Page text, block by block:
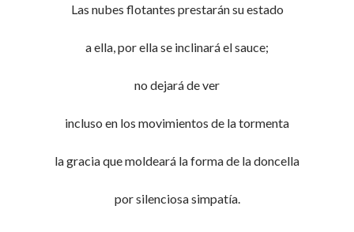
Las nubes flotantes prestarán su estado
a ella, por ella se inclinará el sauce;
no dejará de ver
incluso en los movimientos de la tormenta
la gracia que moldeará la forma de la doncella
por silenciosa simpatía.